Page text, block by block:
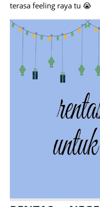
terasa feeling raya tu 😭